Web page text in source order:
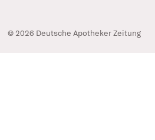
© 2026 Deutsche Apotheker Zeitung